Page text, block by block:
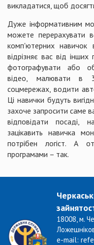
викладатися, щоб
Дуже інформативним
можете перерахувати
комп'ютерних
відрізняє вас від
фотографувати або
відео, малювати в
соцмережах, водити
Ці навички будуть
захоче запросити саме
відповідати посаді,
зацікавить навичка
потрібен логіст. А
програмами – так.
18008, м.
e-mail: